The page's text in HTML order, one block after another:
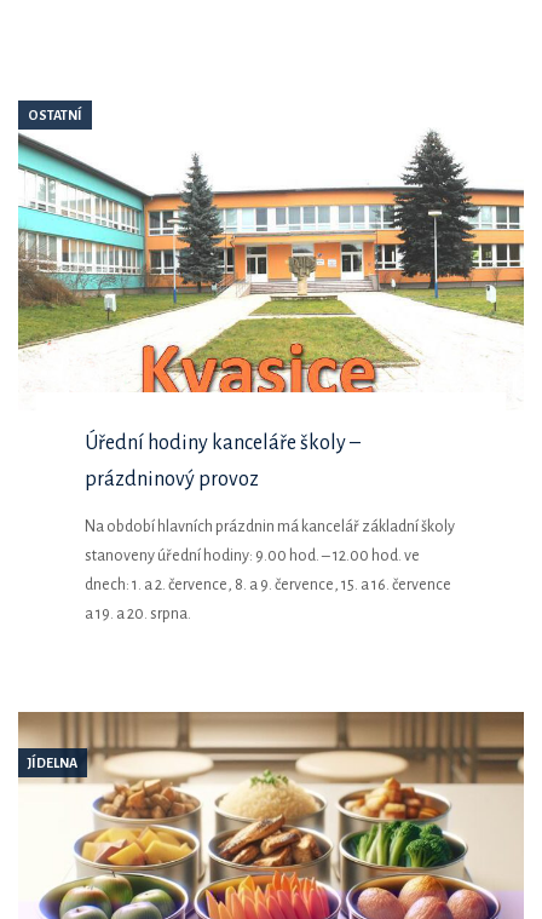
OSTATNÍ
Úřední hodiny kanceláře školy –
prázdninový provoz
Na období hlavních prázdnin má kancelář základní školy
stanoveny úřední hodiny: 9.00 hod. – 12.00 hod. ve
dnech: 1. a 2. července, 8. a 9. července, 15. a 16. července
a 19. a 20. srpna.
JÍDELNA